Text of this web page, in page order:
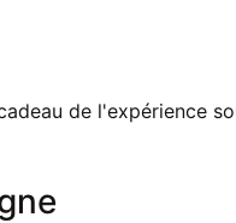
de l'expérience